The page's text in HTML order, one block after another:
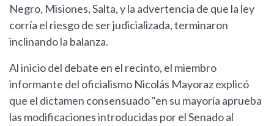
Negro, Misiones, Salta, y la advertencia de que la ley
corría el riesgo de ser judicializada, terminaron
inclinando la balanza.
Al inicio del debate en el recinto, el miembro
informante del oficialismo Nicolás Mayoraz explicó
que el dictamen consensuado "en su mayoría aprueba
las modificaciones introducidas por el Senado al